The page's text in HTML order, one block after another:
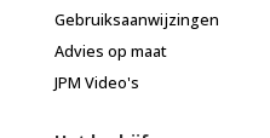
Gebruiksaanwijzingen
Advies op maat
JPM Video's